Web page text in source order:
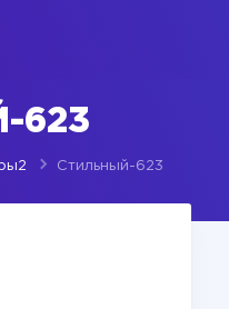
623
Стильный-623